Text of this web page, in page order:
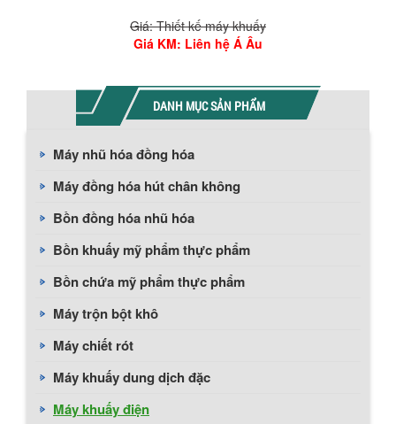
Giá: Thiết kế máy khuấy
Giá KM: Liên hệ Á Âu
DANH MỤC SẢN PHẨM
Máy nhũ hóa đồng hóa
Máy đồng hóa hút chân không
Bồn đồng hóa nhũ hóa
Bồn khuấy mỹ phẩm thực phẩm
Bồn chứa mỹ phẩm thực phẩm
Máy trộn bột khô
Máy chiết rót
Máy khuấy dung dịch đặc
Máy khuấy điện